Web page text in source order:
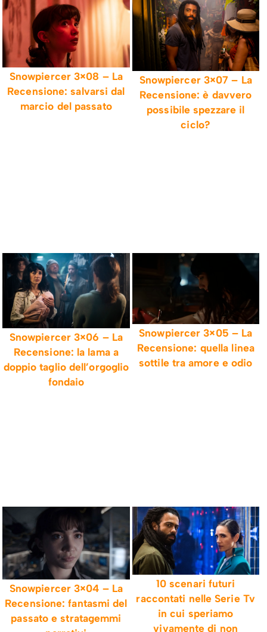
Snowpiercer 3×08 – La
Recensione: salvarsi dal
marcio del passato
Snowpiercer 3×07 – La
Recensione: è davvero
possibile spezzare il
ciclo?
Snowpiercer 3×06 – La
Recensione: la lama a
doppio taglio dell’orgoglio
fondaio
Snowpiercer 3×05 – La
Recensione: quella linea
sottile tra amore e odio
Snowpiercer 3×04 – La
Recensione: fantasmi del
passato e stratagemmi
10 scenari futuri
raccontati nelle Serie Tv
in cui speriamo
vivamente di non